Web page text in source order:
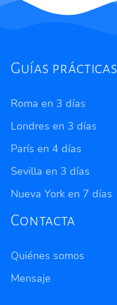
Guías prácticas
Roma en 3 días
Londres en 3 días
París en 4 días
Sevilla en 3 días
Nueva York en 7 días
Contacta
Quiénes somos
Mensaje